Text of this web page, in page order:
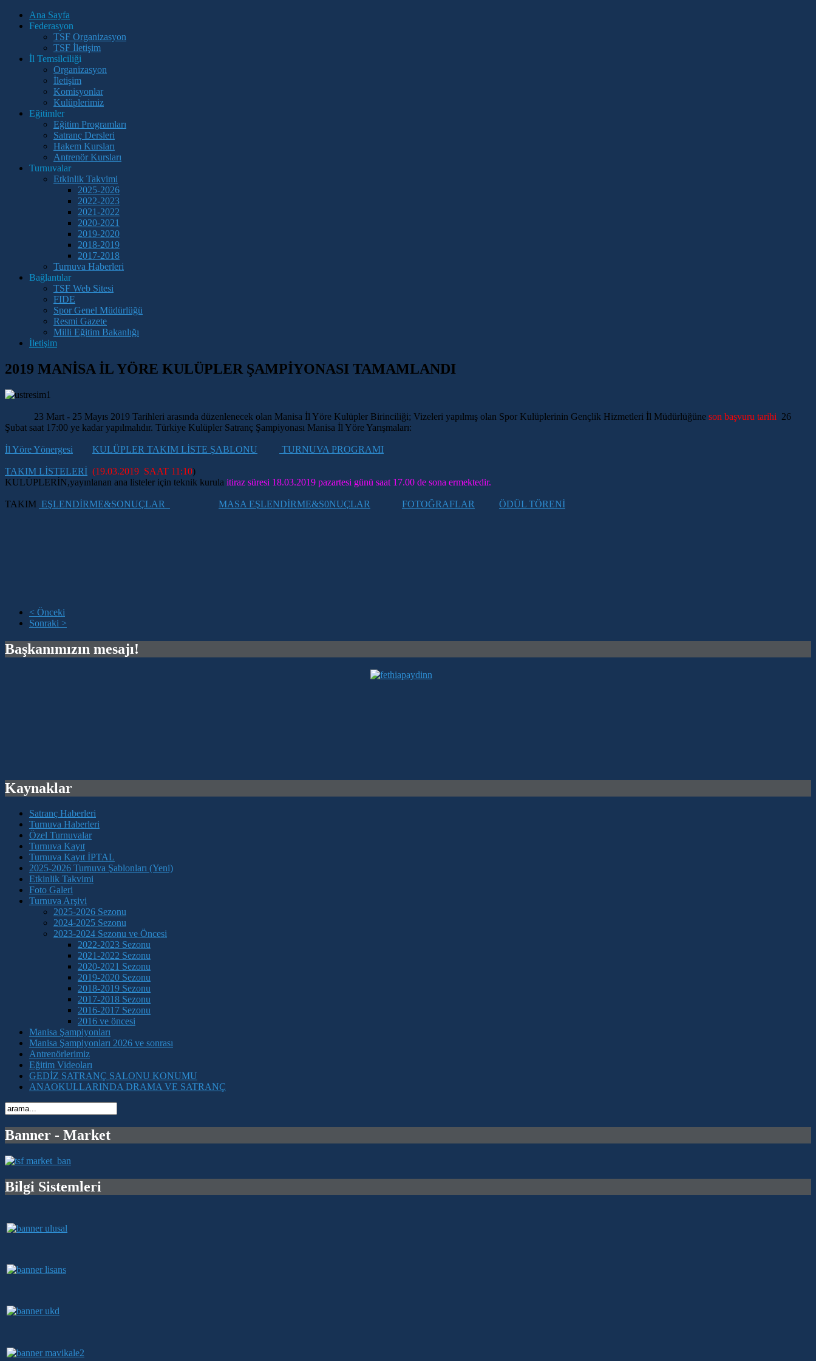
Ana Sayfa
Federasyon
TSF Organizasyon
TSF İletişim
İl Temsilciliği
Organizasyon
İletişim
Komisyonlar
Kulüplerimiz
Eğitimler
Eğitim Programları
Satranç Dersleri
Hakem Kursları
Antrenör Kursları
Turnuvalar
Etkinlik Takvimi
2025-2026
2022-2023
2021-2022
2020-2021
2019-2020
2018-2019
2017-2018
Turnuva Haberleri
Bağlantılar
TSF Web Sitesi
FIDE
Spor Genel Müdürlüğü
Resmi Gazete
Milli Eğitim Bakanlığı
İletişim
2019 MANİSA İL YÖRE KULÜPLER ŞAMPİYONASI TAMAMLANDI
23 Mart - 25 Mayıs 2019 Tarihleri arasında düzenlenecek olan Manisa İl Yöre Kulüpler Birinciliği; Vizeleri yapılmış olan Spor Kulüplerinin Gençlik Hizmetleri İl Müdürlüğüne son başvuru tarihi 26
Şubat saat 17:00 ye kadar yapılmalıdır. Türkiye Kulüpler Satranç Şampiyonası Manisa İl Yöre Yarışmaları:
İl Yöre Yönergesi KULÜPLER TAKIM LİSTE ŞABLONU TURNUVA PROGRAMI
TAKIM LİSTELERİ (19.03.2019 SAAT 11:10)
KULÜPLERİN,yayınlanan ana listeler için teknik kurula itiraz süresi 18.03.2019 pazartesi günü saat 17.00 de sona ermektedir.
TAKIM EŞLENDİRME&SONUÇLAR MASA EŞLENDİRME&S0NUÇLAR FOTOĞRAFLAR ÖDÜL TÖRENİ
< Önceki
Sonraki >
Başkanımızın mesajı!
Kaynaklar
Satranç Haberleri
Turnuva Haberleri
Özel Turnuvalar
Turnuva Kayıt
Turnuva Kayıt İPTAL
2025-2026 Turnuva Şablonları (Yeni)
Etkinlik Takvimi
Foto Galeri
Turnuva Arşivi
2025-2026 Sezonu
2024-2025 Sezonu
2023-2024 Sezonu ve Öncesi
2022-2023 Sezonu
2021-2022 Sezonu
2020-2021 Sezonu
2019-2020 Sezonu
2018-2019 Sezonu
2017-2018 Sezonu
2016-2017 Sezonu
2016 ve öncesi
Manisa Şampiyonları
Manisa Şampiyonları 2026 ve sonrası
Antrenörlerimiz
Eğitim Videoları
GEDİZ SATRANÇ SALONU KONUMU
ANAOKULLARINDA DRAMA VE SATRANÇ
Banner - Market
Bilgi Sistemleri